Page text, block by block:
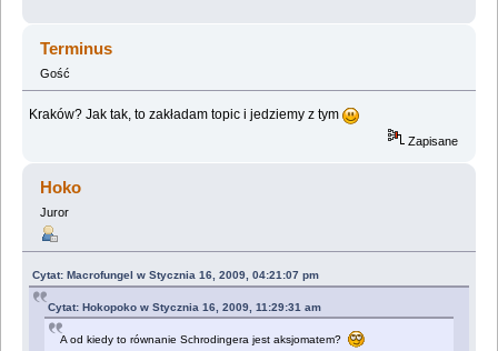
Terminus
Gość
Kraków? Jak tak, to zakładam topic i jedziemy z tym
Zapisane
Hoko
Juror
Cytat: Macrofungel w Stycznia 16, 2009, 04:21:07 pm
Cytat: Hokopoko w Stycznia 16, 2009, 11:29:31 am
A od kiedy to równanie Schrodingera jest aksjomatem?